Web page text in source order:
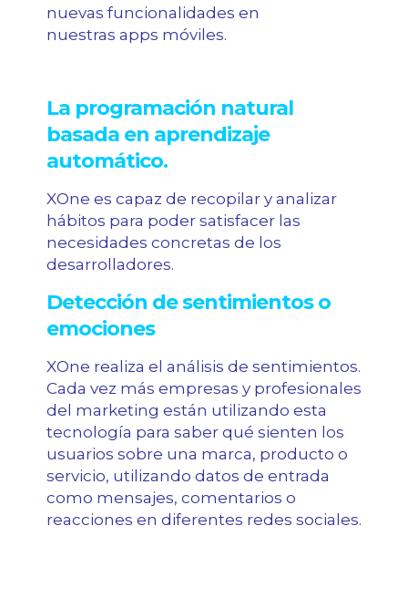
nuevas funcionalidades en
nuestras apps móviles.
La programación natural
basada en aprendizaje
automático.
XOne es capaz de recopilar y analizar
hábitos para poder satisfacer las
necesidades concretas de los
desarrolladores.
Detección de sentimientos o
emociones
XOne realiza el análisis de sentimientos.
Cada vez más empresas y profesionales
del marketing están utilizando esta
tecnología para saber qué sienten los
usuarios sobre una marca, producto o
servicio, utilizando datos de entrada
como mensajes, comentarios o
reacciones en diferentes redes sociales.